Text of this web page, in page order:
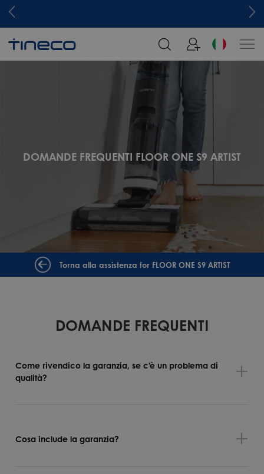
DOMANDE FREQUENTI FLOOR ONE S9 ARTIST
Torna alla assistenza for FLOOR ONE S9 ARTIST
DOMANDE FREQUENTI
Come rivendico la garanzia, se c'è un problema di
qualità?
Cosa include la garanzia?